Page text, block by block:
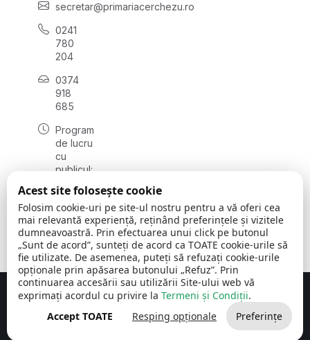
secretar@primariacerchezu.ro
0241
780
204
0374
918
685
Program
de lucru
cu
publicul:
08:00 -
16:30
, vineri:
08:00 -
14:00
Comuna Cerchezu © 2026Toate drepturile rezervate
Concept realizat de Big Media Relații Publice SRL
Acest site folosește cookie
Folosim cookie-uri pe site-ul nostru pentru a vă oferi cea
mai relevantă experiență, reținând preferințele și vizitele
dumneavoastră. Prin efectuarea unui click pe butonul
„Sunt de acord”, sunteți de acord ca TOATE cookie-urile să
fie utilizate. De asemenea, puteți să refuzați cookie-urile
opționale prin apăsarea butonului „Refuz”. Prin
continuarea accesării sau utilizării Site-ului web vă
exprimați acordul cu privire la Termeni și Condiții.
Accept TOATE
Resping opționale Preferințe